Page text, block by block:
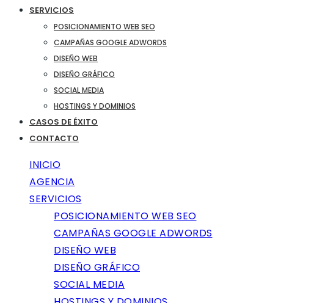
SERVICIOS
POSICIONAMIENTO WEB SEO
CAMPAÑAS GOOGLE ADWORDS
DISEÑO WEB
DISEÑO GRÁFICO
SOCIAL MEDIA
HOSTINGS Y DOMINIOS
CASOS DE ÉXITO
CONTACTO
INICIO
AGENCIA
SERVICIOS
POSICIONAMIENTO WEB SEO
CAMPAÑAS GOOGLE ADWORDS
DISEÑO WEB
DISEÑO GRÁFICO
SOCIAL MEDIA